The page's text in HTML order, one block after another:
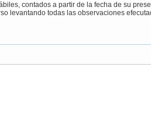
contados a partir de la fecha de su
levantando todas las observaciones